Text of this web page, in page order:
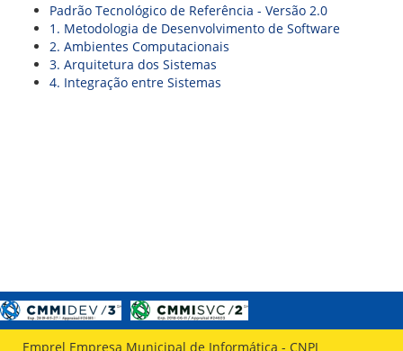
Padrão Tecnológico de Referência - Versão 2.0
1. Metodologia de Desenvolvimento de Software
2. Ambientes Computacionais
3. Arquitetura dos Sistemas
4. Integração entre Sistemas
Emprel Empresa Municipal de Informática - CNPJ